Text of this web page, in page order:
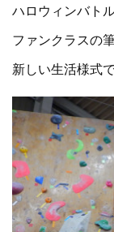
ハロウィンバト
ファンクラスの
新しい生活様式